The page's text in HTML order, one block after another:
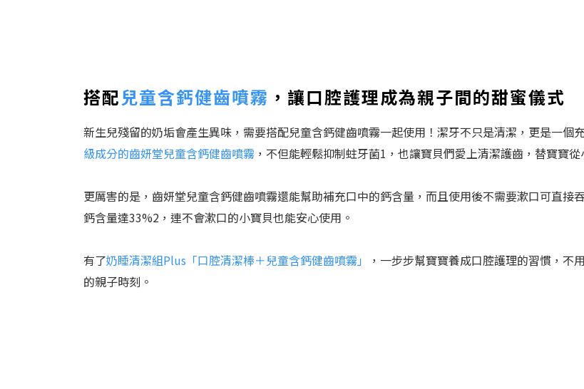
搭配兒童含鈣健齒噴霧 ，讓口腔護理成為親子間的甜蜜儀式
新生兒殘留的奶垢會產生異味，需要搭配兒童含鈣健齒噴霧一起使用！潔牙不只是清潔，更是一個
級成分的齒妍堂兒童含鈣健齒噴霧 ，不但能輕鬆抑制蛀牙菌1，也讓寶貝們愛上清潔護齒，替寶寶
更厲害的是，齒妍堂兒童含鈣健齒噴霧還能幫助補充口中的鈣含量，而且使用後不需要漱口可直
鈣含量達33%2，連不會漱口的小寶貝也能安心使用。
有了奶睡清潔組Plus「口腔清潔棒＋兒童含鈣健齒噴霧」
，一步步幫寶寶養成口腔護理的習慣，
的親子時刻。